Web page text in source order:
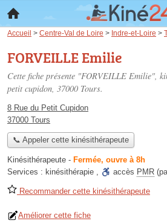
Accueil > Centre-Val de Loire > Indre-et-Loire >
FORVEILLE Emilie
Cette fiche présente "FORVEILLE Emilie",
petit cupidon, 37000 Tours.
8 Rue du Petit Cupidon
37000 Tours
📞 Appeler cette kinésithérapeute
Kinésithérapeute - Fermée, ouvre à 8h
Services : kinésithérapie , accès PMR
Recommander cette kinésithérapeute
Améliorer cette fiche